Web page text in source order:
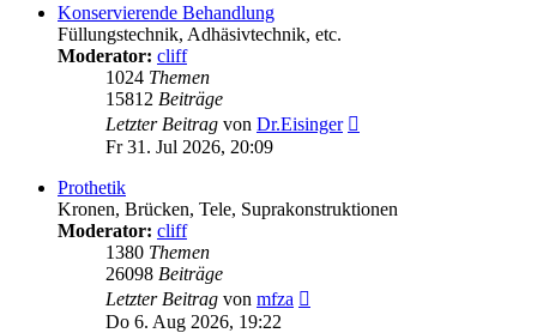
Konservierende Behandlung
Füllungstechnik, Adhäsivtechnik, etc.
Moderator: cliff
1024 Themen
15812 Beiträge
Letzter Beitrag von Dr.Eisinger
Fr 31. Jul 2026, 20:09
Prothetik
Kronen, Brücken, Tele, Suprakonstruktionen
Moderator: cliff
1380 Themen
26098 Beiträge
Letzter Beitrag von mfza
Do 6. Aug 2026, 19:22